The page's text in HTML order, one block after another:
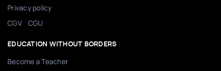
Privacy policy
CGV/ CGU
EDUCATION WITHOUT BORDERS
Become a Teacher